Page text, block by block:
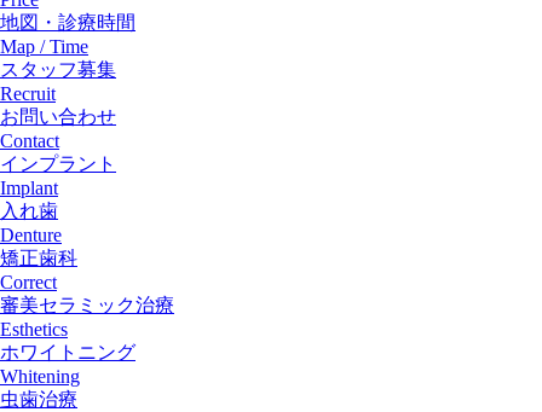
地図・診療時間
Map / Time
スタッフ募集
Recruit
お問い合わせ
Contact
インプラント
Implant
入れ歯
Denture
矯正歯科
Correct
審美セラミック治療
Esthetics
ホワイトニング
Whitening
虫歯治療